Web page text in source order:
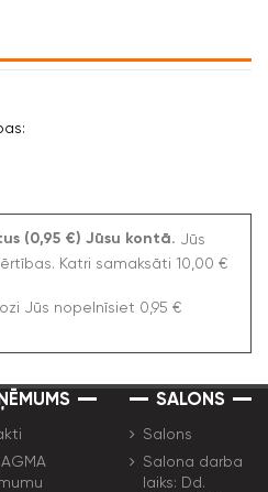
(0,95 €) Jūsu kontā. Jūs
Katri samaksāti 10,00 €
Jūs nopelnīsiet 0,95 €
SALONS
Salons
Salona darba
laiks: Dd.